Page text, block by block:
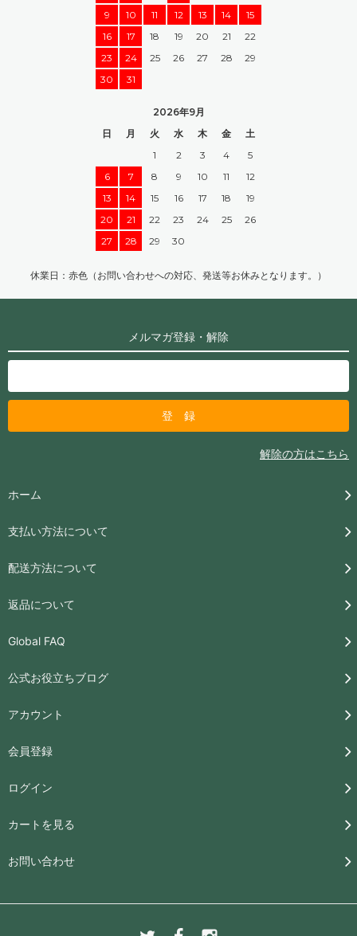
9
10 11 12 13 14
15
16
17 18 19 20 21
22
23
24 25 26 27 28
29
30
31
2026年9月
日
月 火 水 木 金
土
1
2 3 4
5
6
7 8 9 10 11
12
13
14 15 16 17 18
19
20
21 22 23 24 25
26
27
28 29 30
休業日：赤色（お問い合わせへの対応、発送等お休みとなります。）
メルマガ登録・解除
解除の方はこちら
ホーム
支払い方法について
配送方法について
返品について
Global FAQ
公式お役立ちブログ
アカウント
会員登録
ログイン
カートを見る
お問い合わせ